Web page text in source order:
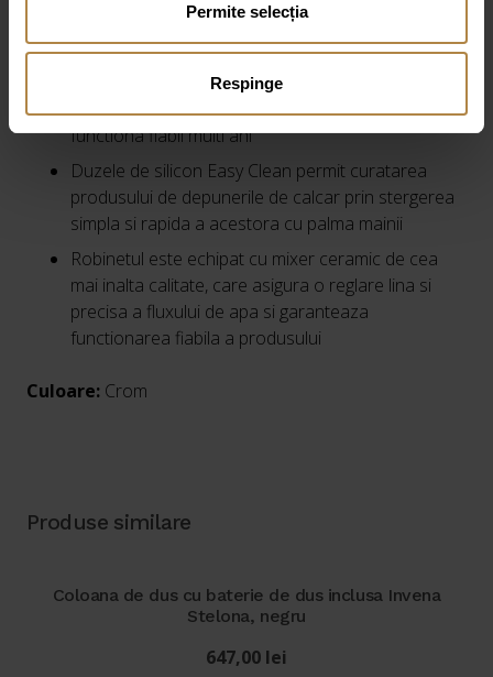
Permite selecția
Respinge
Interiorul sau este captusit cu un strat de silicon
care previne stagnarea apei
Este suficient sa inclini dusul de ploaie, astfel incat
apa sa curga din el prin duzele de silicon si va
functiona fiabil multi ani
Duzele de silicon Easy Clean permit curatarea
produsului de depunerile de calcar prin stergerea
simpla si rapida a acestora cu palma mainii
Robinetul este echipat cu mixer ceramic de cea
mai inalta calitate, care asigura o reglare lina si
precisa a fluxului de apa si garanteaza
functionarea fiabila a produsului
Culoare: Crom
Produse similare
Coloana de dus cu baterie de dus inclusa Invena
Stelona, negru
647,00 lei